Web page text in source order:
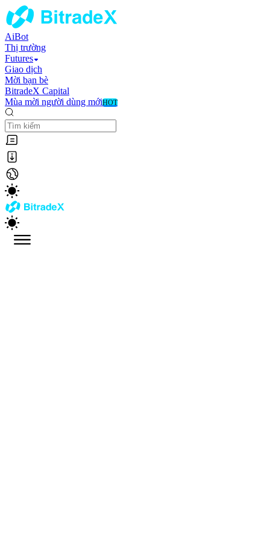
AiBot
Thị trường
Futures
Giao dịch
Mời bạn bè
BitradeX Capital
Mùa mời người dùng mớiHOT